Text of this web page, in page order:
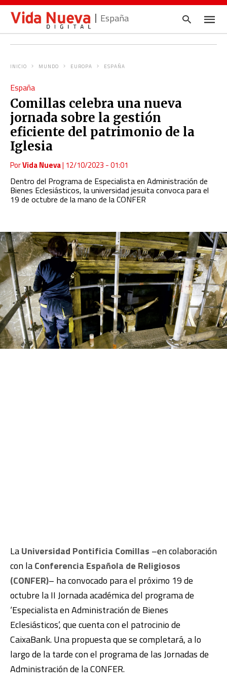
España
INICIO MUNDO EUROPA ESPAÑA
España
Comillas celebra una nueva
jornada sobre la gestión
eficiente del patrimonio de la
Iglesia
PorVida Nueva| 12/10/2023 - 01:01
Dentro del Programa de Especialista en Administración de
Bienes Eclesiásticos, la universidad jesuita convoca para el
19 de octubre de la mano de la CONFER
LaUniversidad Pontificia Comillas –en colaboración
con laConferencia Española de Religiosos
(CONFER)– ha convocado para el próximo 19 de
octubre la II Jornada académica del programa de
‘Especialista en Administración de Bienes
Eclesiásticos’, que cuenta con el patrocinio de
CaixaBank. Una propuesta que se completará, a lo
largo de la tarde con el programa de las Jornadas de
Administración de la CONFER.